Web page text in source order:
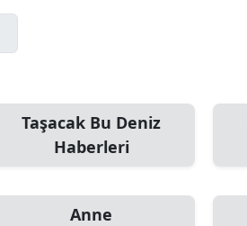
Taşacak Bu Deniz
Haberleri
Anne